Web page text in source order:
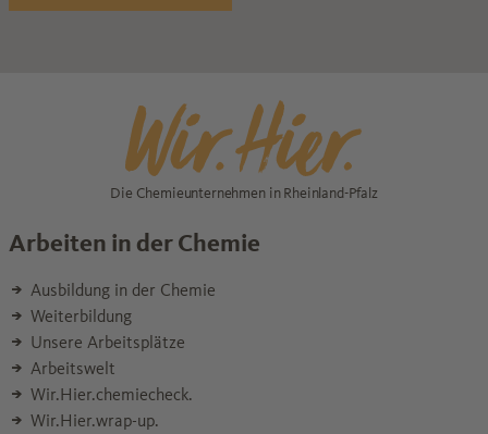
Die Chemieunternehmen in Rheinland-Pfalz
Arbeiten in der Chemie
Ausbildung in der Chemie
Weiterbildung
Unsere Arbeitsplätze
Arbeitswelt
Wir.Hier.chemiecheck.
Wir.Hier.wrap-up.